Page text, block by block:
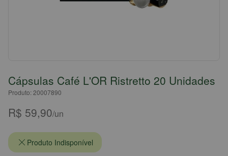
Cápsulas Café L'OR Ristretto 20 Unidades
Produto: 20007890
R$ 59,90/un
Produto Indisponível